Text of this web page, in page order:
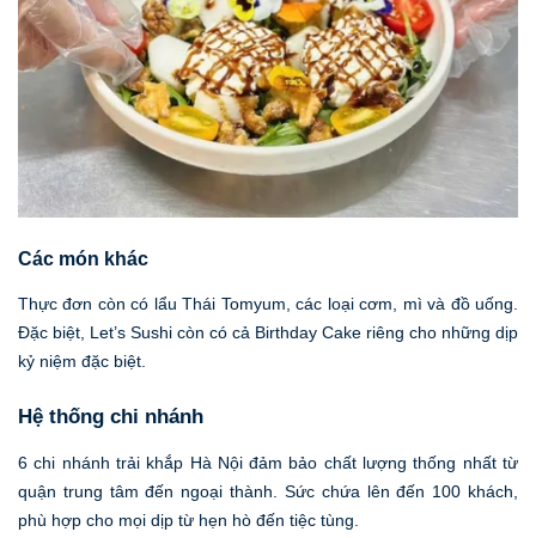
Các món khác
Thực đơn còn có lẩu Thái Tomyum, các loại cơm, mì và đồ uống.
Đặc biệt, Let’s Sushi còn có cả Birthday Cake riêng cho những dịp
kỷ niệm đặc biệt.
Hệ thống chi nhánh
6 chi nhánh trải khắp Hà Nội đảm bảo chất lượng thống nhất từ
quận trung tâm đến ngoại thành. Sức chứa lên đến 100 khách,
phù hợp cho mọi dịp từ hẹn hò đến tiệc tùng.